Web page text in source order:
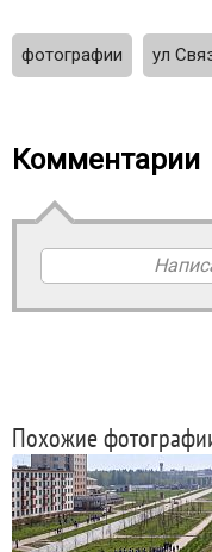
фотографии ул
Комментарии
Похожие